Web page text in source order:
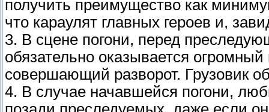
получить преимущество как
что караулят главных героев и,
3. В сцене погони, перед
обязательно оказывается
совершающий разворот. Грузовик
4. В случае начавшейся погони,